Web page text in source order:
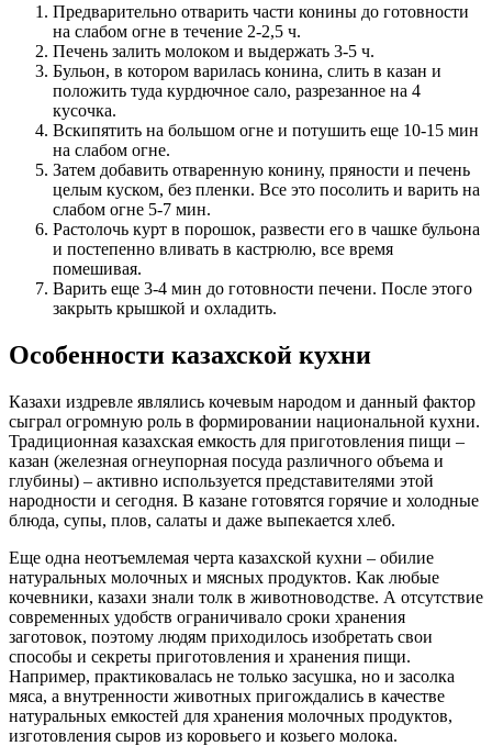
Предварительно отварить части конины до готовности
на слабом огне в течение 2-2,5 ч.
Печень залить молоком и выдержать 3-5 ч.
Бульон, в котором варилась конина, слить в казан и
положить туда курдючное сало, разрезанное на 4
кусочка.
Вскипятить на большом огне и потушить еще 10-15 мин
на слабом огне.
Затем добавить отваренную конину, пряности и печень
целым куском, без пленки. Все это посолить и варить на
слабом огне 5-7 мин.
Растолочь курт в порошок, развести его в чашке бульона
и постепенно вливать в кастрюлю, все время
помешивая.
Варить еще 3-4 мин до готовности печени. После этого
закрыть крышкой и охладить.
Особенности казахской кухни
Казахи издревле являлись кочевым народом и данный фактор
сыграл огромную роль в формировании национальной кухни.
Традиционная казахская емкость для приготовления пищи –
казан (железная огнеупорная посуда различного объема и
глубины) – активно используется представителями этой
народности и сегодня. В казане готовятся горячие и холодные
блюда, супы, плов, салаты и даже выпекается хлеб.
Еще одна неотъемлемая черта казахской кухни – обилие
натуральных молочных и мясных продуктов. Как любые
кочевники, казахи знали толк в животноводстве. А отсутствие
современных удобств ограничивало сроки хранения
заготовок, поэтому людям приходилось изобретать свои
способы и секреты приготовления и хранения пищи.
Например, практиковалась не только засушка, но и засолка
мяса, а внутренности животных пригождались в качестве
натуральных емкостей для хранения молочных продуктов,
изготовления сыров из коровьего и козьего молока.